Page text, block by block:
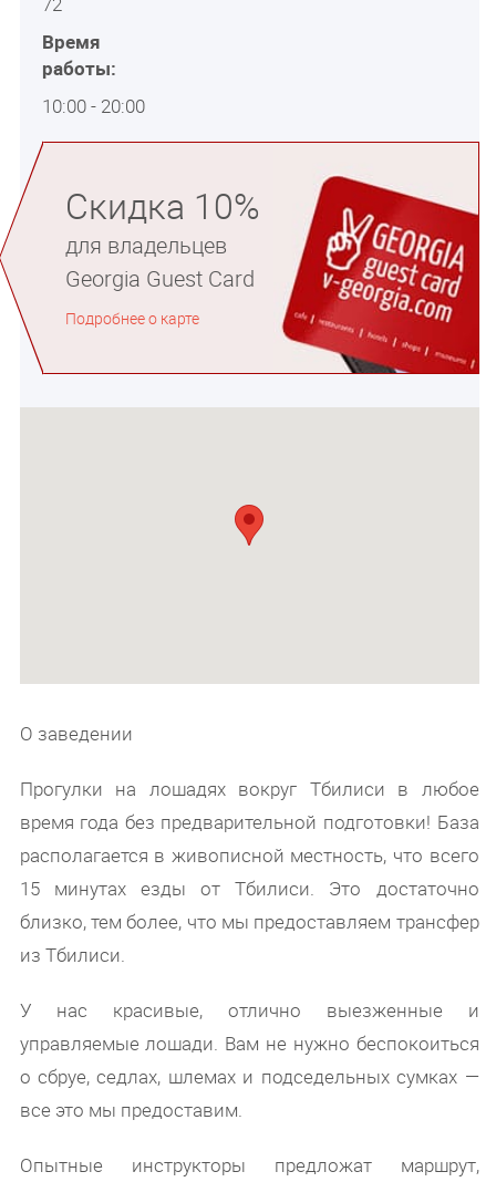
Время
работы:
10:00 - 20:00
Скидка 10%
для владельцев
Georgia Guest Card
Подробнее о карте
О заведении
Прогулки на лошадях вокруг Тбилиси в любое
время года без предварительной подготовки! База
располагается в живописной местность, что всего
15 минутах езды от Тбилиси. Это достаточно
близко, тем более, что мы предоставляем трансфер
из Тбилиси.
У нас красивые, отлично выезженные и
управляемые лошади. Вам не нужно беспокоиться
о сбруе, седлах, шлемах и подседельных сумках —
все это мы предоставим.
Опытные инструкторы предложат маршрут,